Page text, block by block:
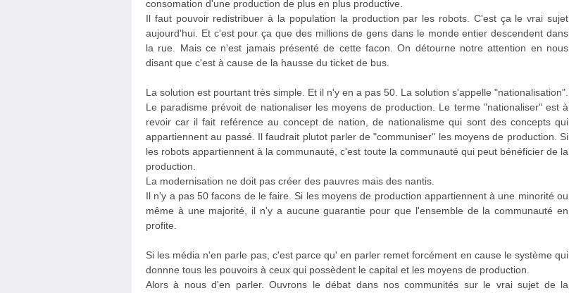
consomation d'une production de plus en plus productive.
Il faut pouvoir redistribuer à la population la production par les robots. C'est ça le vrai sujet
aujourd'hui. Et c'est pour ça que des millions de gens dans le monde entier descendent dans
la rue. Mais ce n'est jamais présenté de cette facon. On détourne notre attention en nous
disant que c'est à cause de la hausse du ticket de bus.
La solution est pourtant très simple. Et il n'y en a pas 50. La solution s'appelle "nationalisation".
Le paradisme prévoit de nationaliser les moyens de production. Le terme "nationaliser" est à
revoir car il fait reférence au concept de nation, de nationalisme qui sont des concepts qui
appartiennent au passé. Il faudrait plutot parler de "communiser" les moyens de production. Si
les robots appartiennent à la communauté, c'est toute la communauté qui peut bénéficier de la
production.
La modernisation ne doit pas créer des pauvres mais des nantis.
Il n'y a pas 50 facons de le faire. Si les moyens de production appartiennent à une minorité ou
même à une majorité, il n'y a aucune guarantie pour que l'ensemble de la communauté en
profite.
Si les média n'en parle pas, c'est parce qu' en parler remet forcément en cause le système qui
donnne tous les pouvoirs à ceux qui possèdent le capital et les moyens de production.
Alors à nous d'en parler. Ouvrons le débat dans nos communités sur le vrai sujet de la